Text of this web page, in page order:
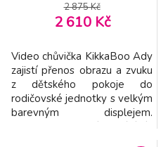
2 875 Kč
2 610 Kč
Video chůvička KikkaBoo Ady
zajistí přenos obrazu a zvuku
z dětského pokoje do
rodičovské jednotky s velkým
barevným displejem.